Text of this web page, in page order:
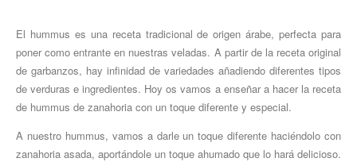
El hummus es una receta tradicional de origen árabe, perfecta para
poner como entrante en nuestras veladas. A partir de la receta original
de garbanzos, hay infinidad de variedades añadiendo diferentes tipos
de verduras e ingredientes. Hoy os vamos a enseñar a hacer la receta
de hummus de zanahoria con un toque diferente y especial.
A nuestrohummus, vamos a darle un toque diferente haciéndolo con
zanahoria asada, aportándole un toque ahumado que lo hará delicioso.